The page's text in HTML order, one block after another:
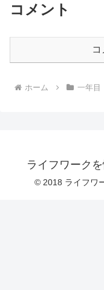
コメント
ホーム 一年目
ライフワーク
© 2018 ライフワ